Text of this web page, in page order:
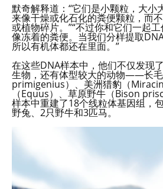
默奇解释道：“它们是小颗粒，大小
来像干燥或化石化的粪便颗粒，而
或植物碎片。”“不过你和它们一起
像冻着的粪便。当我们分样提取
所以有机体都还在里面。”
在这些DNA样本中，他们不仅发现
生物，还有体型较大的动物——长
primigenius）、美洲猎豹（
（Equus）、草原野牛（Bison
样本中重建了18个线粒体基因组，
野兔、2只野牛和3匹马。